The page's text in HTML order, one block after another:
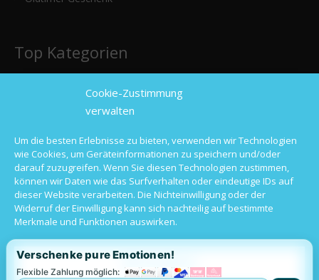
Cookie-Zustimmung
verwalten
Um die besten Erlebnisse zu bieten, verwenden wir Technologien
wie Cookies, um Geräteinformationen zu speichern und/oder
darauf zuzugreifen. Wenn Sie diesen Technologien zustimmen,
können wir Daten wie das Surfverhalten oder eindeutige IDs auf
dieser Website verarbeiten. Die Nichteinwilligung oder der
Widerruf der Einwilligung kann sich nachteilig auf bestimmte
Merkmale und Funktionen auswirken.
Alle akzeptieren
Top Kategorien
Sportwagen mieten
Hochzeitsauto mieten
Oldtimer mieten
Langzeitmiete
Verschenke pure Emotionen!
Flexible Zahlung möglich: